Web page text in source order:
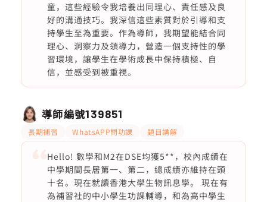
童，這些經驗令我培養出同理心、責任感及良
好的溝通技巧。我深信這些素質對於引導和支
持學生至為重要。作為導師，我期望能結合同
理心、洞察力及領導力，營造一個支持性的學
習環境，讓學生在學術成長中保持積極、自
信，並感受到被重視。
導師編號139851
長期補習 WhatsAPP問功課 題目講解
Hello! 數學和M2在DSE均獲5**，校內成績在
中學期間長居第一、第二，總成績亦維持在頭
十名。現在就讀香港大學生物訊息學。 現在有
為補習社的中小學生功課輔導，和為高中學生